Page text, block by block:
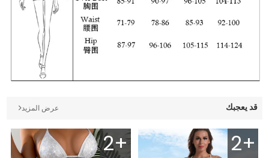
قد يعجبك عرض المزيد
2+
2+